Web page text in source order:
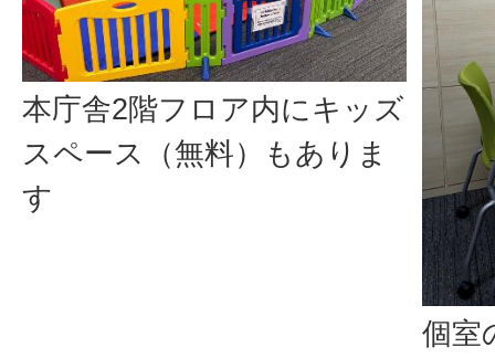
本庁舎2階フロア内にキッズ
スペース（無料）もありま
す
個室